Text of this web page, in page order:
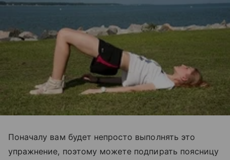
Поначалу вам будет непросто выполнять это
упражнение, поэтому можете подпирать поясницу